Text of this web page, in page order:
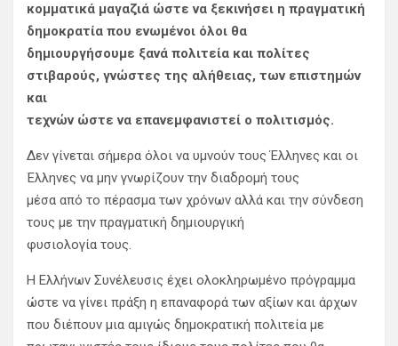
κομματικά μαγαζιά ώστε να ξεκινήσει η πραγματική
δημοκρατία που ενωμένοι όλοι θα
δημιουργήσουμε ξανά πολιτεία και πολίτες
στιβαρούς, γνώστες της αλήθειας, των επιστημών
και
τεχνών ώστε να επανεμφανιστεί ο πολιτισμός.
Δεν γίνεται σήμερα όλοι να υμνούν τους Έλληνες και οι
Έλληνες να μην γνωρίζουν την διαδρομή τους
μέσα από το πέρασμα των χρόνων αλλά και την σύνδεση
τους με την πραγματική δημιουργική
φυσιολογία τους.
Η Ελλήνων Συνέλευσις έχει ολοκληρωμένο πρόγραμμα
ώστε να γίνει πράξη η επαναφορά των αξίων και άρχων
που διέπουν μια αμιγώς δημοκρατική πολιτεία με